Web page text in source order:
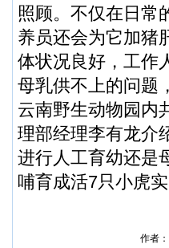
照顾。不仅在日常
养员还会为它加猪
体状况良好，工作
母乳供不上的问题
云南野生动物园内
理部经理李有龙介
进行人工育幼还是
哺育成活7只小虎
作者